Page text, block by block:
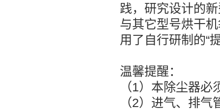
践，研究设计的
与其它型号烘干
用了自行研制的“
温馨提醒：
（1）本除尘器
（2）进气、排